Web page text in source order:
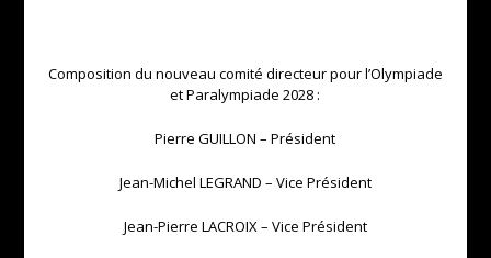
Composition du nouveau comité directeur pour l’Olympiade
et Paralympiade 2028 :
Pierre GUILLON – Président
Jean-Michel LEGRAND – Vice Président
Jean-Pierre LACROIX – Vice Président